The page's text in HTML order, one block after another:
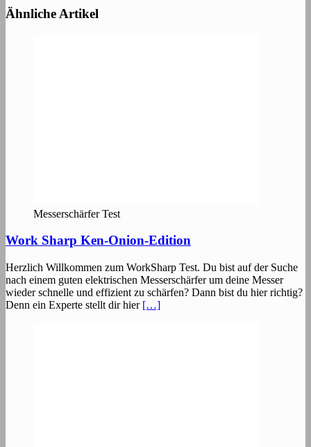
Ähnliche Artikel
Messerschärfer Test
Work Sharp Ken-Onion-Edition
Herzlich Willkommen zum WorkSharp Test. Du bist auf der Suche
nach einem guten elektrischen Messerschärfer um deine Messer
wieder schnelle und effizient zu schärfen? Dann bist du hier richtig?
Denn ein Experte stellt dir hier […]